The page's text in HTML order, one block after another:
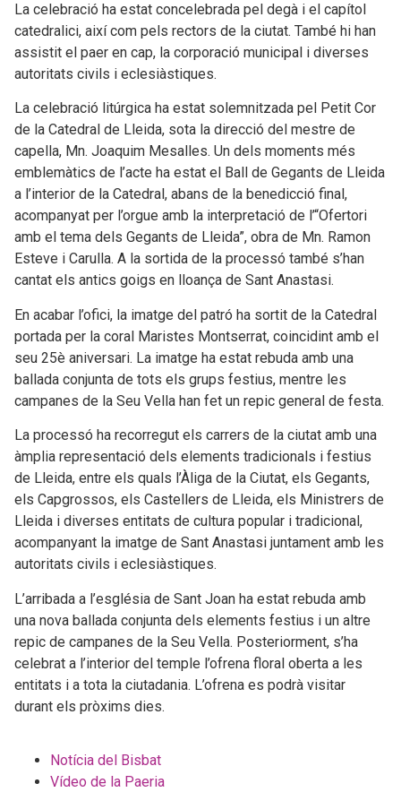
La celebració ha estat concelebrada pel degà i el capítol
catedralici, així com pels rectors de la ciutat. També hi han
assistit el paer en cap, la corporació municipal i diverses
autoritats civils i eclesiàstiques.
La celebració litúrgica ha estat solemnitzada pel Petit Cor
de la Catedral de Lleida, sota la direcció del mestre de
capella, Mn. Joaquim Mesalles. Un dels moments més
emblemàtics de l’acte ha estat el Ball de Gegants de Lleida
a l’interior de la Catedral, abans de la benedicció final,
acompanyat per l’orgue amb la interpretació de l’“Ofertori
amb el tema dels Gegants de Lleida”, obra de Mn. Ramon
Esteve i Carulla. A la sortida de la processó també s’han
cantat els antics goigs en lloança de Sant Anastasi.
En acabar l’ofici, la imatge del patró ha sortit de la Catedral
portada per la coral Maristes Montserrat, coincidint amb el
seu 25è aniversari. La imatge ha estat rebuda amb una
ballada conjunta de tots els grups festius, mentre les
campanes de la Seu Vella han fet un repic general de festa.
La processó ha recorregut els carrers de la ciutat amb una
àmplia representació dels elements tradicionals i festius
de Lleida, entre els quals l’Àliga de la Ciutat, els Gegants,
els Capgrossos, els Castellers de Lleida, els Ministrers de
Lleida i diverses entitats de cultura popular i tradicional,
acompanyant la imatge de Sant Anastasi juntament amb les
autoritats civils i eclesiàstiques.
L’arribada a l’església de Sant Joan ha estat rebuda amb
una nova ballada conjunta dels elements festius i un altre
repic de campanes de la Seu Vella. Posteriorment, s’ha
celebrat a l’interior del temple l’ofrena floral oberta a les
entitats i a tota la ciutadania. L’ofrena es podrà visitar
durant els pròxims dies.
Notícia del Bisbat
Vídeo de la Paeria